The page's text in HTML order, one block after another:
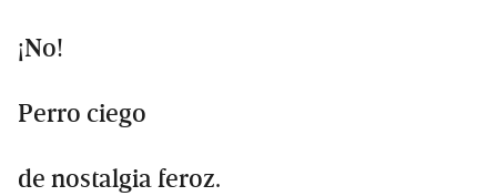
¡No!
Perro ciego
de nostalgia feroz.